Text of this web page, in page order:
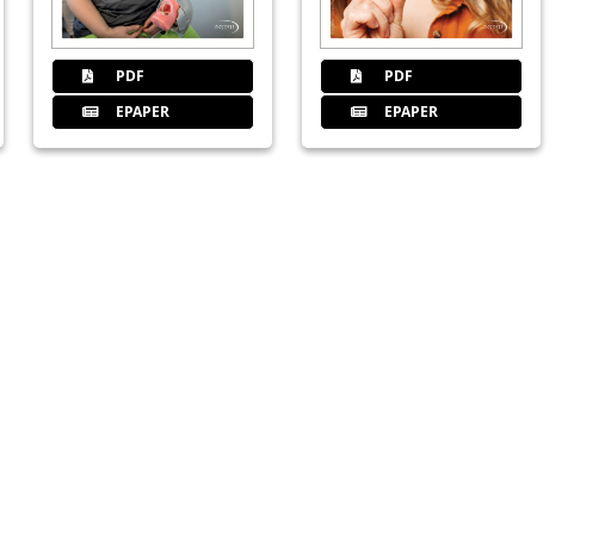
Herstellerinformationen
Redaktion
PDF
EPAPER
PDF
EPAPER